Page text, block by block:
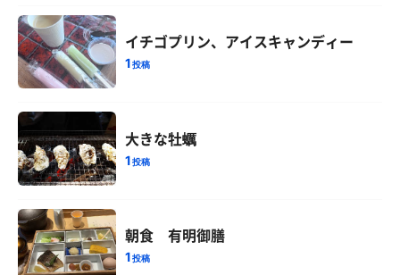
イチゴプリン、アイスキャンディー
1投稿
大きな牡蠣
1投稿
朝食 有明御膳
1投稿